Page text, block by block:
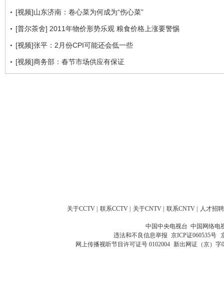
[视频]山东济南：卷心菜为何成为“伤心菜”
[普尔茶舍] 2011年物价形势乐观 粮食价格上涨要警惕
[视频]张平：2月份CPI可能还会低一些
[视频]商务部：春节市场供应有保证
关于CCTV 联系CCTV 关于CNTV 联系CNTV 人才招聘
中国中央电视台 中国网络电
违法和不良信息举报 京ICP证060535号
网上传播视听节目许可证号 0102004 新出网证（京）